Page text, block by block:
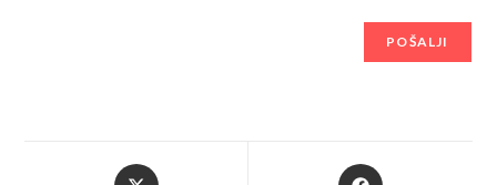
Opens
Opens